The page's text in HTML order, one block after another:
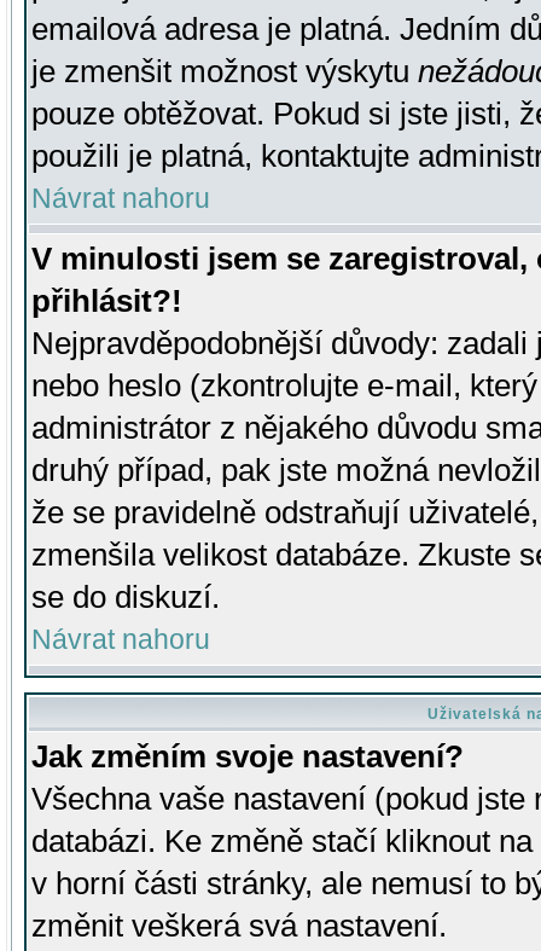
emailová adresa je platná. Jedním
je zmenšit možnost výskytu
pouze obtěžovat. Pokud si jste jisti,
použili je platná, kontaktujte
Návrat nahoru
V minulosti jsem se
přihlásit?!
Nejpravděpodobnější důvody:
nebo heslo (zkontrolujte e-mail,
administrátor z nějakého důvodu
druhý případ, pak jste možná
že se pravidelně odstraňují
zmenšila velikost databáze. Zkuste
se do diskuzí.
Návrat nahoru
Uživatelská
Jak změním svoje nastavení?
Všechna vaše nastavení (pokud
databázi. Ke změně stačí kliknout
v horní části stránky, ale nemusí to
změnit veškerá svá nastavení.